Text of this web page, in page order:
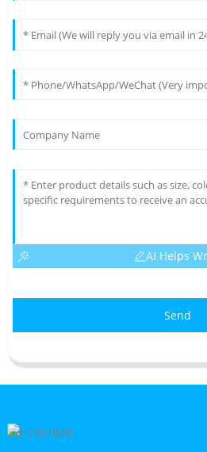
AI Helps
Send